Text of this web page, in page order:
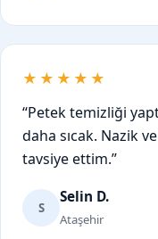
★★★★★
“Petek temizliği
daha sıcak. Nazik
tavsiye ettim.”
S
Selin D.
Ataşehir